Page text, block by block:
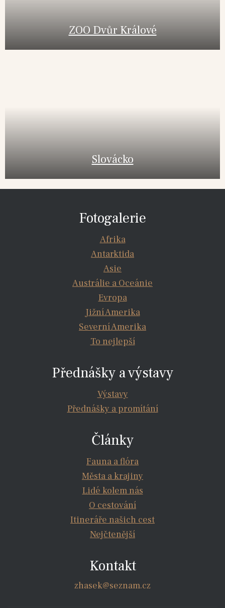
ZOO Dvůr Králové
Slovácko
Fotogalerie
Afrika
Antarktida
Asie
Austrálie a Oceánie
Evropa
Jižní Amerika
Severní Amerika
To nejlepší
Přednášky a výstavy
Výstavy
Přednášky a promítání
Články
Fauna a flóra
Města a krajiny
Lidé kolem nás
O cestování
Itineráře našich cest
Nejčtenější
Kontakt
zhasek@seznam.cz